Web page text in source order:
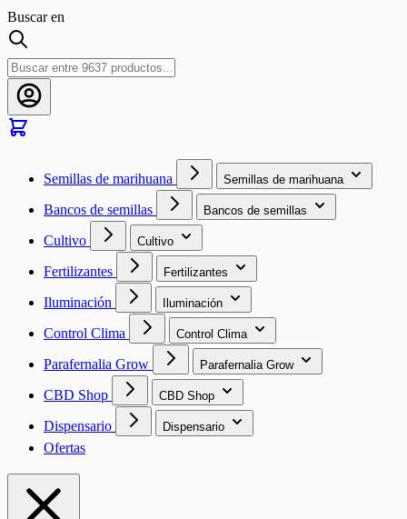
Buscar en
Semillas de marihuana Semillas de marihuana
Bancos de semillas Bancos de semillas
Cultivo Cultivo
Fertilizantes Fertilizantes
Iluminación Iluminación
Control Clima Control Clima
Parafernalia Grow Parafernalia Grow
CBD Shop CBD Shop
Dispensario Dispensario
Ofertas